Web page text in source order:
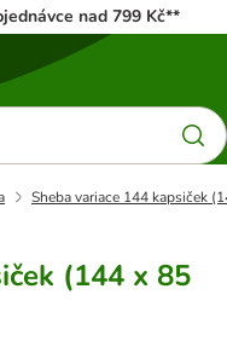
nad 799 Kč**
Sheba variace 144 kapsiček
(144 x 85